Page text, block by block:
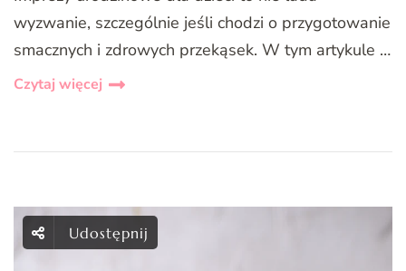
wyzwanie, szczególnie jeśli chodzi o przygotowanie
smacznych i zdrowych przekąsek. W tym artykule …
Czytaj więcej
Udostępnij